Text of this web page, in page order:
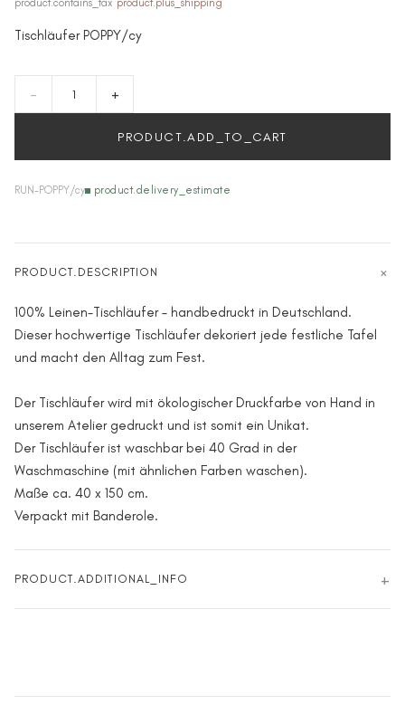
product.contains_tax product.plus_shipping
Tischläufer POPPY/cy
- +
PRODUCT.ADD_TO_CART
RUN-POPPY/cy product.delivery_estimate
PRODUCT.DESCRIPTION
100% Leinen-Tischläufer – handbedruckt in Deutschland.
Dieser hochwertige Tischläufer dekoriert jede festliche Tafel
und macht den Alltag zum Fest.
Der Tischläufer wird mit ökologischer Druckfarbe von Hand in
unserem Atelier gedruckt und ist somit ein Unikat.
Der Tischläufer ist waschbar bei 40 Grad in der
Waschmaschine (mit ähnlichen Farben waschen).
Maße ca. 40 x 150 cm.
Verpackt mit Banderole.
PRODUCT.ADDITIONAL_INFO